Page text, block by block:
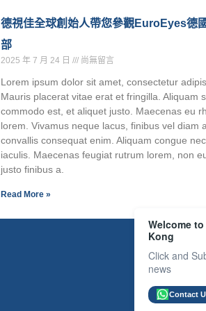
德視佳全球創始人帶您參觀EuroEyes德
部
2025 年 7 月 24 日 尚無留言
Lorem ipsum dolor sit amet, consectetur
Mauris placerat vitae erat et fringilla. Aliquam
commodo est, et aliquet justo. Maecenas eu
lorem. Vivamus neque lacus, finibus vel diam
convallis consequat enim. Aliquam congue
iaculis. Maecenas feugiat rutrum lorem, non
justo finibus a.
Read More »
Welcome
Kong
Click and
news
Contact